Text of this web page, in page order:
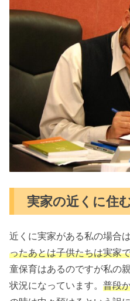
実家の近くに住
近くに実家がある私の場合
ったあとは子供たちは実家
童保育はあるのですが私の
状況になっています。 普段